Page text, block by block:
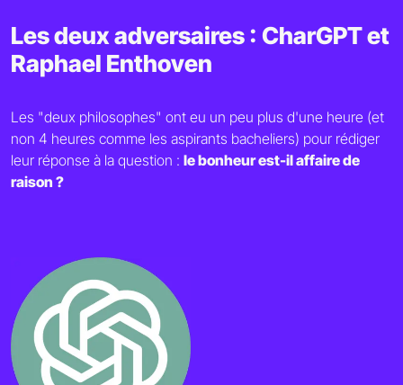
Les deux adversaires : CharGPT et
Raphael Enthoven
Les "deux philosophes" ont eu un peu plus d'une heure (et
non 4 heures comme les aspirants bacheliers) pour rédiger
leur réponse à la question : le bonheur est-il affaire de
raison ?